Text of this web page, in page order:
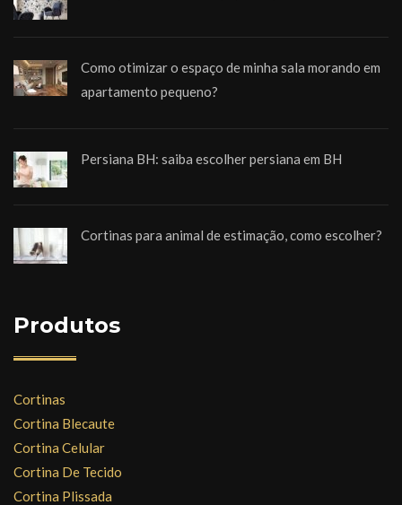
Como otimizar o espaço de minha sala morando em
apartamento pequeno?
Persiana BH: saiba escolher persiana em BH
Cortinas para animal de estimação, como escolher?
Produtos
Cortinas
Cortina Blecaute
Cortina Celular
Cortina De Tecido
Cortina Plissada